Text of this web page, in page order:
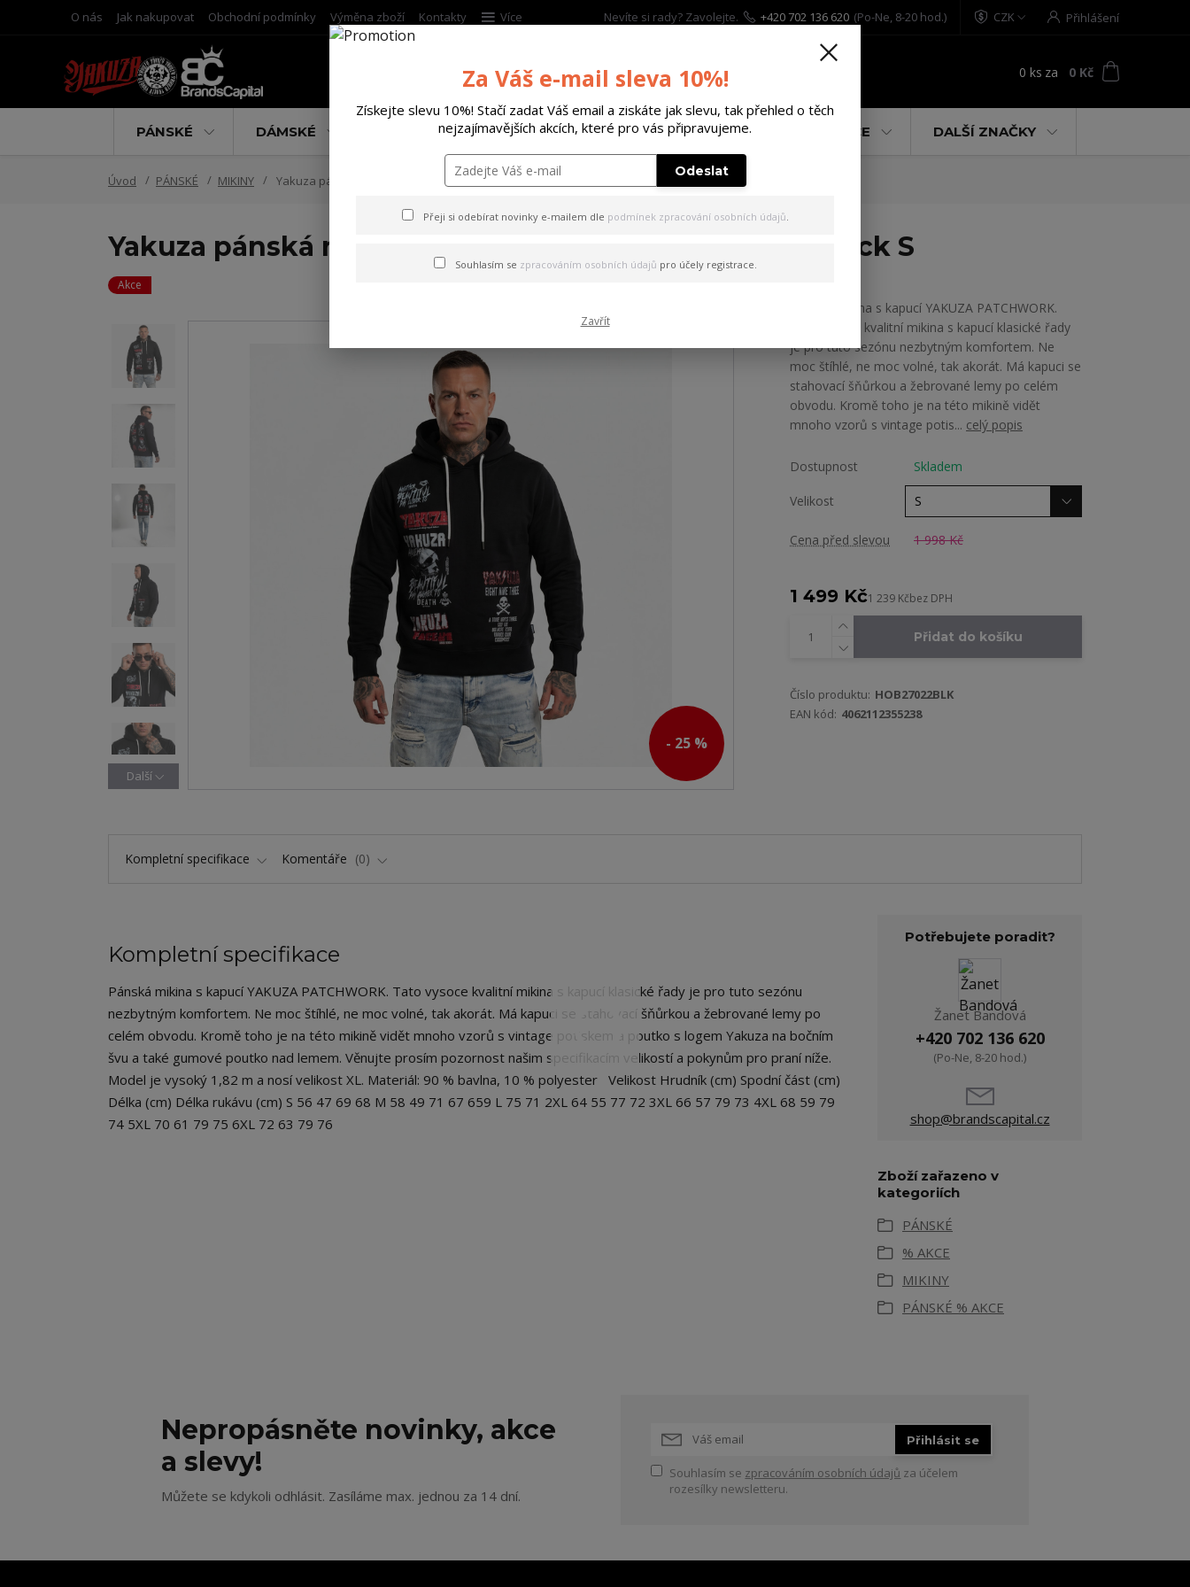
O nás Jak nakupovat Obchodní podmínky Výměna zboží Kontakty Více CZK Přihlášení
Nevíte si rady? Zavolejte. +420 702 136 620 (Po-Ne, 8-20 hod.)
0 ks za 0 Kč
PÁNSKÉ DÁMSKÉ DOPLŇKY DÁRKOVÉ POUKAZY % AKCE DALŠÍ ZNAČKY
Úvod PÁNSKÉ MIKINY Yakuza pánská mikina s kapucí Patchwork Hoodie black S
Yakuza pánská mikina s kapucí Patchwork Hoodie black S
Akce
- 25 %
Další
Pánská mikina s kapucí YAKUZA PATCHWORK.
Tato vysoce kvalitní mikina s kapucí klasické řady
je pro tuto sezónu nezbytným komfortem. Ne
moc štíhlé, ne moc volné, tak akorát. Má kapuci se
stahovací šňůrkou a žebrované lemy po celém
obvodu. Kromě toho je na této mikině vidět
mnoho vzorů s vintage potis... celý popis
Dostupnost Skladem
Velikost
Cena před slevou 1 998 Kč
1 499 Kč1 239 Kčbez DPH
Přidat do košíku
Číslo produktu: HOB27022BLK
EAN kód: 4062112355238
Kompletní specifikace Komentáře 0
Kompletní specifikace
Pánská mikina s kapucí YAKUZA PATCHWORK. Tato vysoce kvalitní mikina s kapucí klasické řady je pro tuto sezónu
nezbytným komfortem. Ne moc štíhlé, ne moc volné, tak akorát. Má kapuci se stahovací šňůrkou a žebrované lemy po
celém obvodu. Kromě toho je na této mikině vidět mnoho vzorů s vintage potiskem a poutko s logem Yakuza na bočním
švu a také gumové poutko nad lemem. Věnujte prosím pozornost našim specifikacím velikostí a pokynům pro praní níže.
Model je vysoký 1,82 m a nosí velikost XL. Materiál: 90 % bavlna, 10 % polyester Velikost Hrudník (cm) Spodní část (cm)
Délka (cm) Délka rukávu (cm) S 56 47 69 68 M 58 49 71 67 659 L 75 71 2XL 64 55 77 72 3XL 66 57 79 73 4XL 68 59 79
74 5XL 70 61 79 75 6XL 72 63 79 76
Potřebujete poradit?
Žanet Bandová
+420 702 136 620
(Po-Ne, 8-20 hod.)
shop@brandscapital.cz
Zboží zařazeno v
kategoriích
PÁNSKÉ
% AKCE
MIKINY
PÁNSKÉ % AKCE
Nepropásněte novinky, akce
a slevy!
Můžete se kdykoli odhlásit. Zasíláme max. jednou za 14 dní.
Přihlásit se
Souhlasím se zpracováním osobních údajů za účelem
rozesílky newsletteru.
Za Váš e-mail sleva 10%!
Získejte slevu 10%! Stačí zadat Váš email a ziskáte jak slevu, tak přehled o těch
nejzajímavějších akcích, které pro vás připravujeme.
Odeslat
Přeji si odebírat novinky e-mailem dle podmínek zpracování osobních údajů.
Souhlasím se zpracováním osobních údajů pro účely registrace.
Zavřít